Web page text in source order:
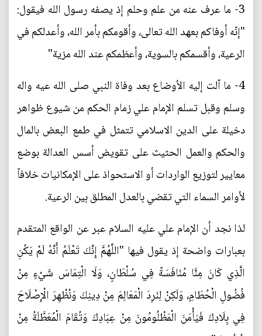
3- ما عرف عنه من علم وحلم إذ يصفه رسول الله فيقول:
"إنّه أوفاكم بعهد الله تعالى، وأقومكم بأمر الله، وأعدلكم في
الرعية، وأقسمكم بالسوية، وأعظمكم عند الله مزية"
4- ما آلت إليه الأوضاع بعد وفاة النبي صلى الله عيه واله
وسلم وقبل تسلم الإمام علي زمام الحكم من شيوع ظواهر
دخيلة على الدين الاسلامي تتمثل في طمع البعض بالمال
والحكم والعمل الحثيث على تقويض أسس العدالة بوضع
معايير لتوزيع الواردات أو الاستحواذ على الإمكانيات خلافاً
لأوامر السماء التي تقضي بالعدل المطلق بين الرعية.
لذا نجد أن الإمام علي عليه السلام عبر عن الواقع المتقدم
بعبارات واضحة إذ يقول فيها "اللَّهُمَّ إِنَّكَ تَعْلَمُ أَنَّهُ لَمْ يَكُنِ
الَّذِي كَانَ مِنَّا مُنَافَسَةً فِي سُلْطَانٍ، وَلَا الْتِمَاسَ شَيْ‏ءٍ مِنْ
فُضُولِ الْحُطَامِ، وَلَكِنْ لِنَرِدَ الْمَعَالِمَ مِنْ دِينِكَ وَنُظْهِرَ الْإِصْلَاحَ
فِي بِلَادِكَ فَيَأْمَنَ الْمَظْلُومُونَ مِنْ عِبَادِكَ وَتُقَامَ الْمُعَطَّلَةُ مِنْ